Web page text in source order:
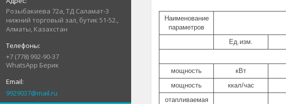
Розыбакиева 72а, ТД Саламат-3
нижний торговый зал, бутик 51-52.,
Алматы, Казахстан
+7 (778) 992-90-37
WhatsApp Берик
9929037@mail.ru
Наименование
параметров
Ед.изм.
мощность
кВт
мощность
ккал/час
отапливаемая